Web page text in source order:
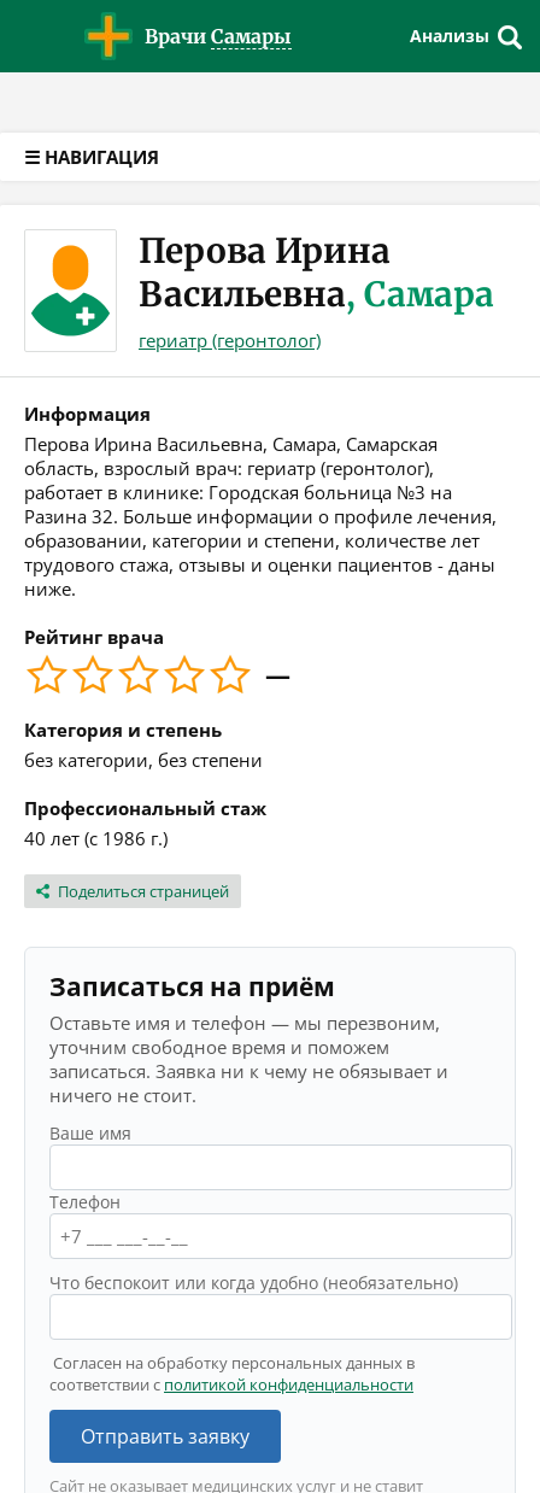
Врачи Самары Анализы
☰ НАВИГАЦИЯ
Перова Ирина
Васильевна, Самара
гериатр (геронтолог)
Информация
Перова Ирина Васильевна, Самара, Самарская
область, взрослый врач: гериатр (геронтолог),
работает в клинике: Городская больница №3 на
Разина 32. Больше информации о профиле лечения,
образовании, категории и степени, количестве лет
трудового стажа, отзывы и оценки пациентов - даны
ниже.
Рейтинг врача
—
Категория и степень
без категории, без степени
Профессиональный стаж
40 лет (с 1986 г.)
Поделиться страницей
Записаться на приём
Оставьте имя и телефон — мы перезвоним,
уточним свободное время и поможем
записаться. Заявка ни к чему не обязывает и
ничего не стоит.
Ваше имя
Телефон
Что беспокоит или когда удобно (необязательно)
Согласен на обработку персональных данных в
соответствии с политикой конфиденциальности
Отправить заявку
Сайт не оказывает медицинских услуг и не ставит